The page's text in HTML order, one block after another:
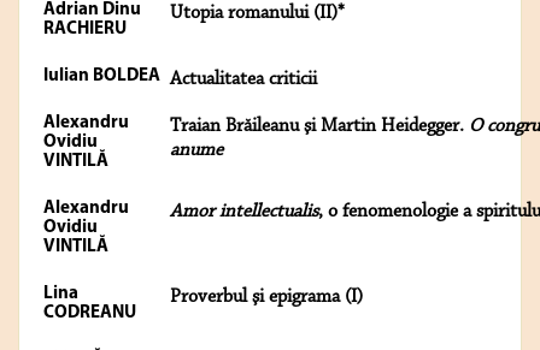
Adrian Dinu
RACHIERU
Utopia romanului (II)*
Iulian BOLDEA Actualitatea criticii
Alexandru
Ovidiu
VINTILĂ
Traian Brăileanu şi Martin Heidegger. O
anume
Alexandru
Ovidiu
VINTILĂ
Amor intellectualis, o fenomenologie a
Lina
CODREANU
Proverbul şi epigrama (I)